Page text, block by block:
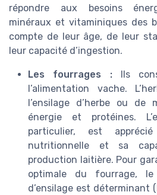
répondre aux besoins
minéraux et vitaminiques des
compte de leur âge, de leur
leur capacité d’ingestion.
Les fourrages :Ils
l’alimentation vache.
l’ensilage d’herbe ou de
énergie et protéines.
particulier, est
nutritionnelle et sa
production laitière. Pour
optimale du fourrage,
d’ensilage est déterminant (